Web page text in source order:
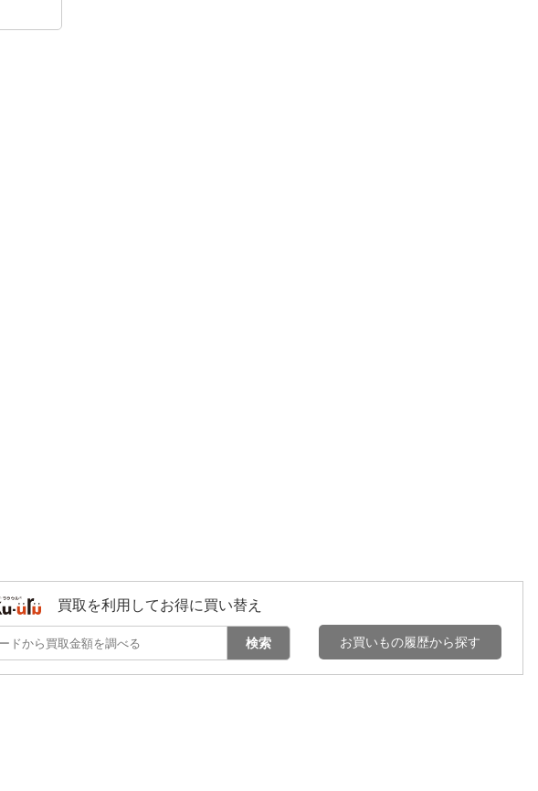
買取を利用してお得に買い替え
検索 お買いもの履歴から探す